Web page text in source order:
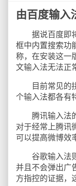
由百度输入
据说百度即将
框中内置搜索功
称，在安装这一
文输入法无法正
目前常见的拼
个输入法都各有
腾讯输入法的
对于经常上腾讯
可以提高微博效
谷歌输入法则
并且不会弹出广
方指控的证据，